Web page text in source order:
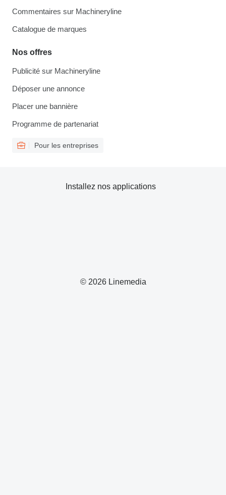
Commentaires sur Machineryline
Catalogue de marques
Nos offres
Publicité sur Machineryline
Déposer une annonce
Placer une bannière
Programme de partenariat
Pour les entreprises
© 2026 Linemedia
Installez nos applications